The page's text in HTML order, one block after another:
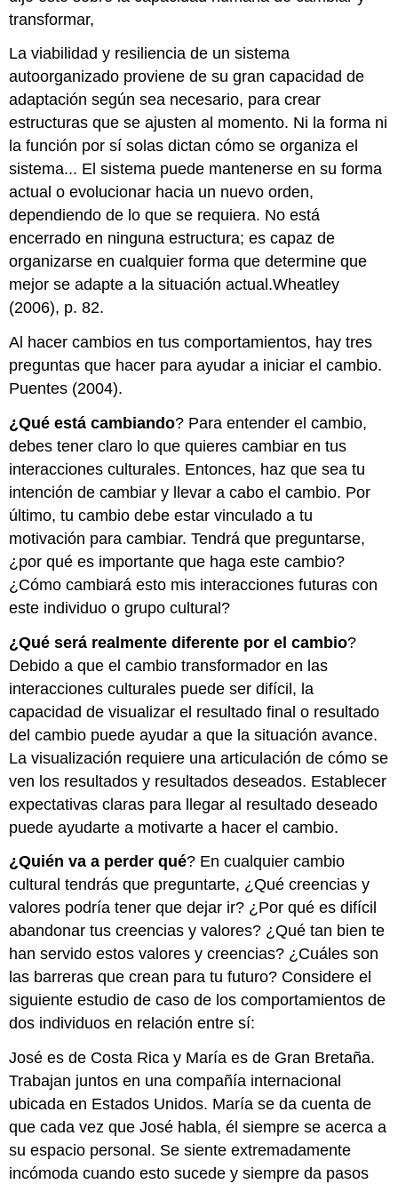
transformar,
La viabilidad y resiliencia de un sistema
autoorganizado proviene de su gran capacidad de
adaptación según sea necesario, para crear
estructuras que se ajusten al momento. Ni la forma ni
la función por sí solas dictan cómo se organiza el
sistema... El sistema puede mantenerse en su forma
actual o evolucionar hacia un nuevo orden,
dependiendo de lo que se requiera. No está
encerrado en ninguna estructura; es capaz de
organizarse en cualquier forma que determine que
mejor se adapte a la situación actual.Wheatley
(2006), p. 82.
Al hacer cambios en tus comportamientos, hay tres
preguntas que hacer para ayudar a iniciar el cambio.
Puentes (2004).
¿Qué está cambiando? Para entender el cambio,
debes tener claro lo que quieres cambiar en tus
interacciones culturales. Entonces, haz que sea tu
intención de cambiar y llevar a cabo el cambio. Por
último, tu cambio debe estar vinculado a tu
motivación para cambiar. Tendrá que preguntarse,
¿por qué es importante que haga este cambio?
¿Cómo cambiará esto mis interacciones futuras con
este individuo o grupo cultural?
¿Qué será realmente diferente por el cambio?
Debido a que el cambio transformador en las
interacciones culturales puede ser difícil, la
capacidad de visualizar el resultado final o resultado
del cambio puede ayudar a que la situación avance.
La visualización requiere una articulación de cómo se
ven los resultados y resultados deseados. Establecer
expectativas claras para llegar al resultado deseado
puede ayudarte a motivarte a hacer el cambio.
¿Quién va a perder qué? En cualquier cambio
cultural tendrás que preguntarte, ¿Qué creencias y
valores podría tener que dejar ir? ¿Por qué es difícil
abandonar tus creencias y valores? ¿Qué tan bien te
han servido estos valores y creencias? ¿Cuáles son
las barreras que crean para tu futuro? Considere el
siguiente estudio de caso de los comportamientos de
dos individuos en relación entre sí:
José es de Costa Rica y María es de Gran Bretaña.
Trabajan juntos en una compañía internacional
ubicada en Estados Unidos. María se da cuenta de
que cada vez que José habla, él siempre se acerca a
su espacio personal. Se siente extremadamente
incómoda cuando esto sucede y siempre da pasos